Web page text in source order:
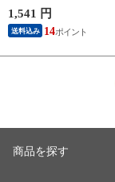
1,541 円
送料込み 14
商品を探す